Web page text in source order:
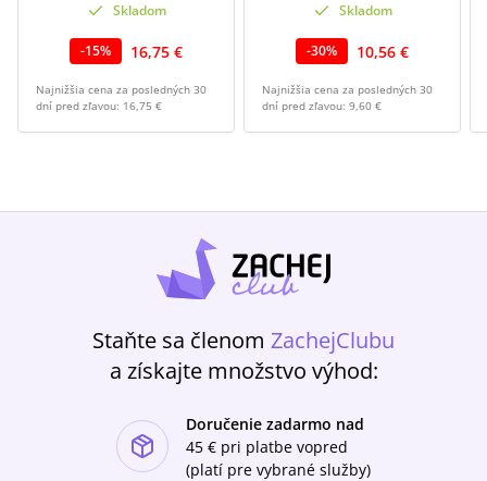
Skladom
-15% 16,75 €
Najnižšia cena za posledných 30
dní pred zľavou: 16,75 €
Skladom
-30% 10,56 €
Najnižšia cena za posledných 30
dní pred zľavou: 9,60 €
Staňte sa členom ZachejClubu
a získajte množstvo výhod:
Doručenie zadarmo nad
45 € pri platbe vopred
(platí pre vybrané služby)